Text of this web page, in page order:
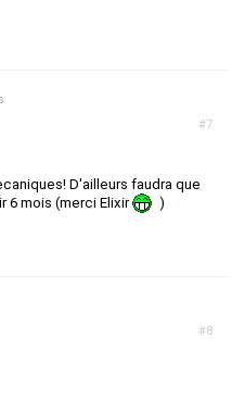
#7
D'ailleurs faudra que
6 mois (merci Elixir
)
#8